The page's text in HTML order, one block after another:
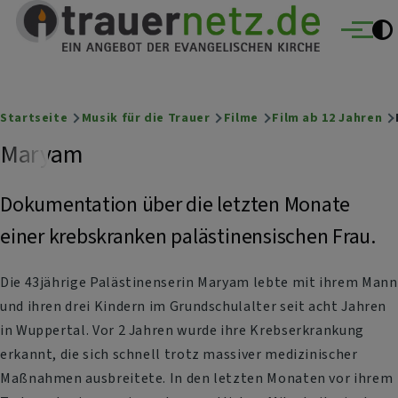
Direkt zum Inhalt
Trauernetz
Ein Angebot der evangelischen Kirche Menü
Breadcrumb
Startseite Musik für die Trauer Filme Film ab 12 Jahren
Maryam
Dokumentation über die letzten Monate
einer krebskranken palästinensischen Frau.
Die 43jährige Palästinenserin Maryam lebte mit ihrem Mann
und ihren drei Kindern im Grundschulalter seit acht Jahren
in Wuppertal. Vor 2 Jahren wurde ihre Krebserkrankung
erkannt, die sich schnell trotz massiver medizinischer
Maßnahmen ausbreitete. In den letzten Monaten vor ihrem